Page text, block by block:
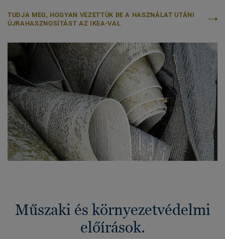
TUDJA MEG, HOGYAN VEZETTÜK BE A HASZNÁLAT UTÁNI
ÚJRAHASZNOSÍTÁST AZ IKEA-VAL
Műszaki és környezetvédelmi
előírások.